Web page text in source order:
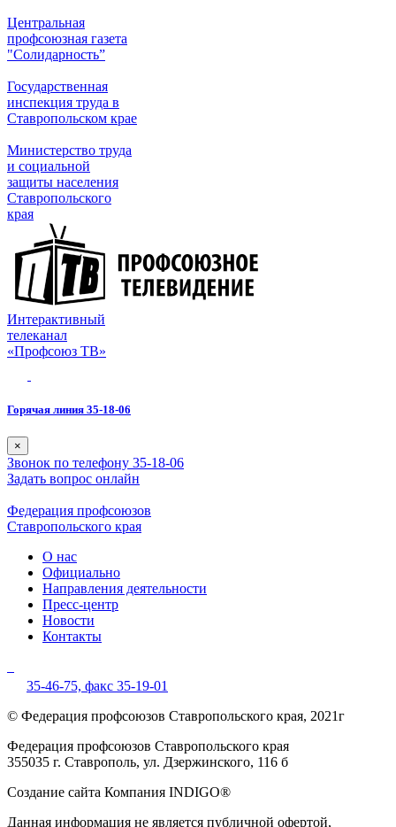
Центральная
профсоюзная газета
"Солидарность”
Государственная
инспекция труда в
Ставропольском крае
Министерство труда
и социальной
защиты населения
Ставропольского
края
Интерактивный
телеканал
«Профсоюз ТВ»
Горячая линия 35-18-06
×
Звонок по телефону 35-18-06
Задать вопрос онлайн
Федерация профсоюзов
Ставропольского края
О нас
Официально
Направления деятельности
Пресс-центр
Новости
Контакты
35-46-75, факс 35-19-01
© Федерация профсоюзов Ставропольского края, 2021г
Федерация профсоюзов Ставропольского края
355035 г. Ставрополь, ул. Дзержинского, 116 б
Создание сайта Компания INDIGO®
Данная информация не является публичной офертой,